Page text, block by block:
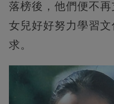
落榜後，他們便不
女兒好好努力學習
求。